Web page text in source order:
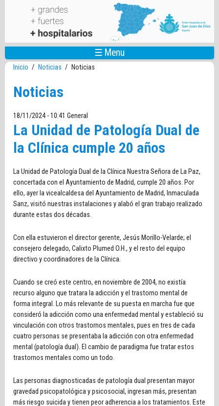
Pasar al contenido principal
☰ Menu
Inicio / Noticias / Noticias
Noticias
18/11/2024 - 10:41 General
La Unidad de Patología Dual de
la Clínica cumple 20 años
La Unidad de Patología Dual de la Clínica Nuestra Señora de La Paz,
concertada con el Ayuntamiento de Madrid, cumple 20 años. Por
ello, ayer la vicealcaldesa del Ayuntamiento de Madrid, Inmaculada
Sanz, visitó nuestras instalaciones y alabó el gran trabajo realizado
durante estas dos décadas.
Con ella estuvieron el director gerente, Jesús Morillo-Velarde; el
consejero delegado, Calixto Plumed O.H., y el resto del equipo
directivo y coordinadores de la Clínica.
Cuando se creó este centro, en noviembre de 2004, no existía
recurso alguno que tratara la adicción y el trastorno mental de
forma integral. Lo más relevante de su puesta en marcha fue que
consideró la adicción como una enfermedad mental y estableció su
vinculación con otros trastornos mentales, pues en tres de cada
cuatro personas se presentaba la adicción con otra enfermedad
mental (patología dual). El cambio de paradigma fue tratar estos
trastornos mentales como un todo.
Las personas diagnosticadas de patología dual presentan mayor
gravedad psicopatológica y psicosocial, ingresan más, presentan
más riesgo suicida y tienen peor adherencia a los tratamientos. Este